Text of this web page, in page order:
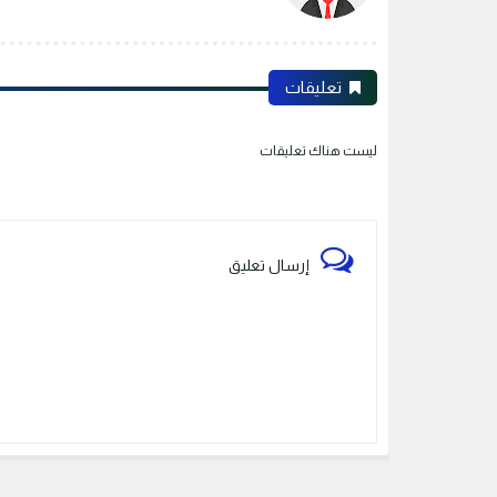
تعليقات
ليست هناك تعليقات
إرسال تعليق